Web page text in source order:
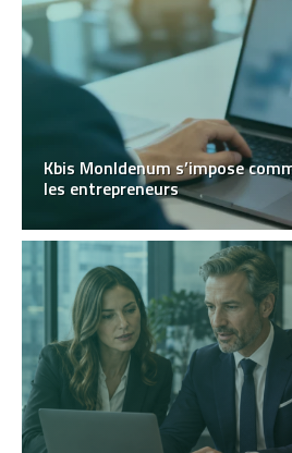
Kbis MonIdenum s’impose
les entrepreneurs